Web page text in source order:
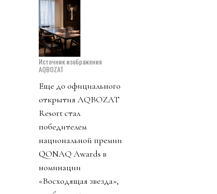
Источник изображения
AQBOZAT
Еще до официального
открытия AQBOZAT
Resort стал
победителем
национальной премии
QONAQ Awards в
номинации
«Восходящая звезда»,